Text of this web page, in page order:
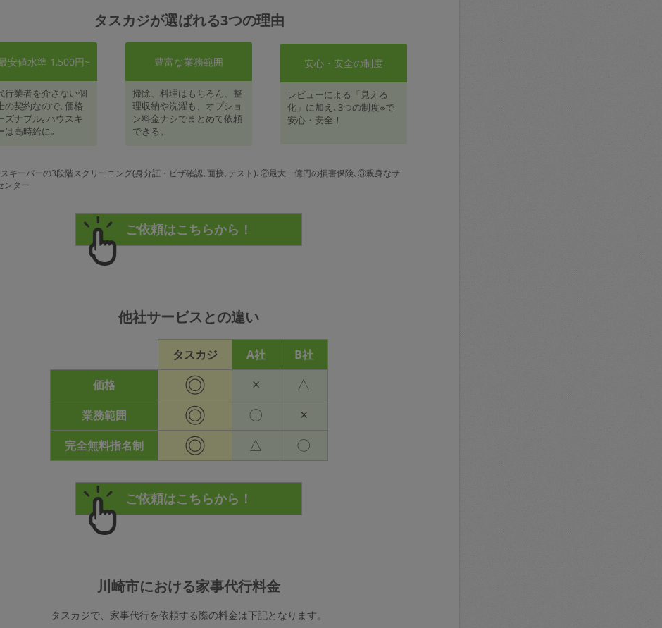
タスカジが選ばれる3つの理由
安値水準 1,500円~
行業者を介さない個
の契約なので､価格
ズナブル｡ハウスキ
は高時給に｡
豊富な業務範囲
掃除、料理はもちろん、整
理収納や洗濯も、オプショ
ン料金ナシでまとめて依頼
できる。
安心・安全の制度
レビューによる「見える
化」に加え､3つの制度※で
安心・安全！
キーパーの3段階スクリーニング(身分証・ビザ確認､面接､テスト)､②最大一億円の損害保険､③親身なサ
ンター
他社サービスとの違い
タスカジ A社
B社
価格
◎ × △
業務範囲 ◎ 〇 ×
完全無料指名制 ◎ △ 〇
川崎市における家事代行料金
タスカジで、家事代行を依頼する際の料金は下記となります。